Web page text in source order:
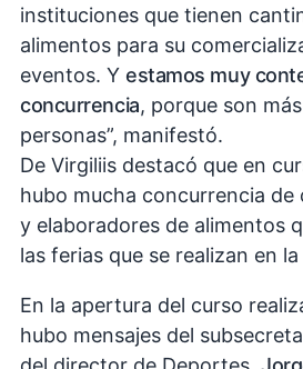
instituciones que tienen
alimentos para su
eventos. Y estamos muy
concurrencia, porque son
personas”, manifestó.
De Virgiliis destacó que en
hubo mucha concurrencia de
y elaboradores de alimentos
las ferias que se realizan en
En la apertura del curso
hubo mensajes del